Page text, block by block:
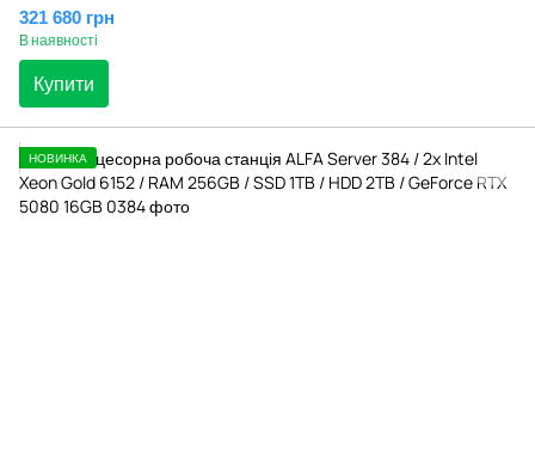
321 680 грн
В наявності
Купити
НОВИНКА